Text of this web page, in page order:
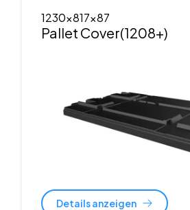
1230x817x87
Pallet Cover(1208+)
Details anzeigen